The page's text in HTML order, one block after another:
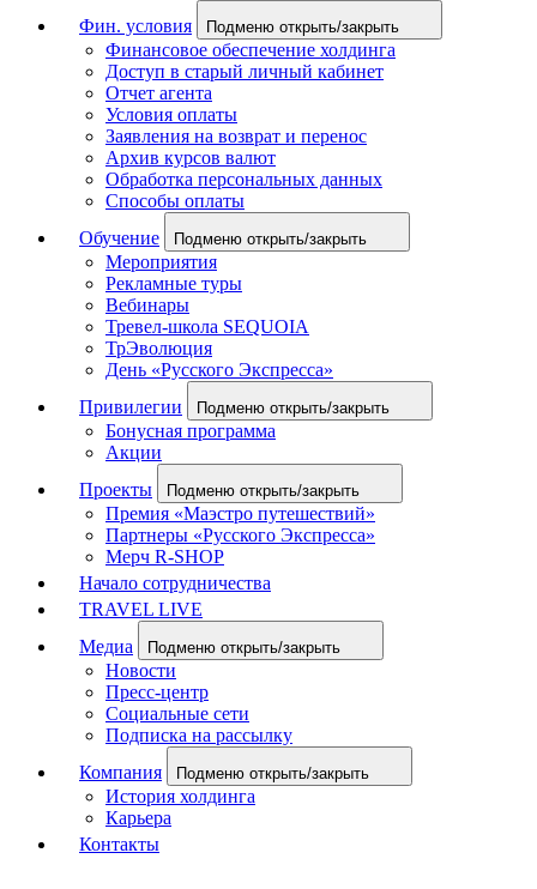
Фин. условия
Подменю открыть/закрыть
Финансовое обеспечение холдинга
Доступ в старый личный кабинет
Отчет агента
Условия оплаты
Заявления на возврат и перенос
Архив курсов валют
Обработка персональных данных
Способы оплаты
Обучение
Подменю открыть/закрыть
Мероприятия
Рекламные туры
Вебинары
Тревел-школа SEQUOIA
ТрЭволюция
День «Русского Экспресса»
Привилегии
Подменю открыть/закрыть
Бонусная программа
Акции
Проекты
Подменю открыть/закрыть
Премия «Маэстро путешествий»
Партнеры «Русского Экспресса»
Мерч R-SHOP
Начало сотрудничества
TRAVEL LIVE
Медиа
Подменю открыть/закрыть
Новости
Пресс-центр
Социальные сети
Подписка на рассылку
Компания
Подменю открыть/закрыть
История холдинга
Карьера
Контакты